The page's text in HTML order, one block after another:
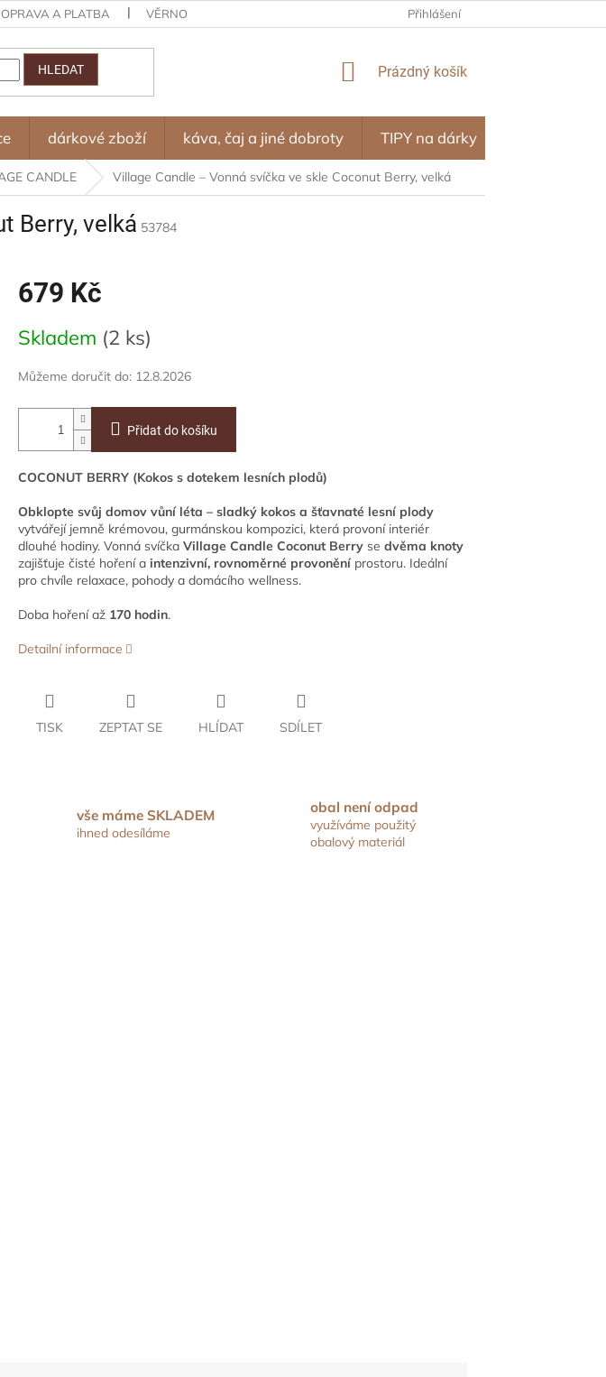
A PLATBA VĚRNOSTNÍ PROGRAM – ODMĚNY ZA NÁKUPY OBCHODNÍ PODMÍNKY
Přihlášení
HLEDAT
NÁKUPNÍ
Prázdný košík
dárkové zboží káva, čaj a jiné dobroty TIPY na dárky
CANDLE Village Candle – Vonná svíčka ve skle Coconut Berry, velká
Berry, velká 53784
679 Kč
cena:
Skladem (2 ks)
Můžeme doručit do: 12.8.2026
Přidat do košíku
COCONUT BERRY (Kokos s dotekem lesních plodů)
Obklopte svůj domov vůní léta – sladký kokos a šťavnaté lesní plody
vytvářejí jemně krémovou, gurmánskou kompozici, která provoní interiér
dlouhé hodiny. Vonná svíčka Village Candle Coconut Berry se dvěma knoty
zajišťuje čisté hoření a intenzivní, rovnoměrné provonění prostoru. Ideální
pro chvíle relaxace, pohody a domácího wellness.
Doba hoření až 170 hodin.
Detailní informace
TISK ZEPTAT SE HLÍDAT SDÍLET
vše máme SKLADEM
ihned odesíláme
obal není odpad
využíváme použitý
obalový materiál